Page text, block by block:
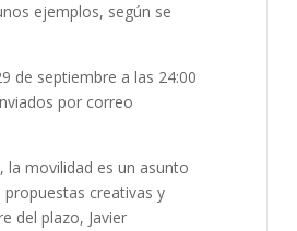
ejemplos, según se
de septiembre a las 24:00
por correo
movilidad es un asunto
creativas y
del plazo, Javier